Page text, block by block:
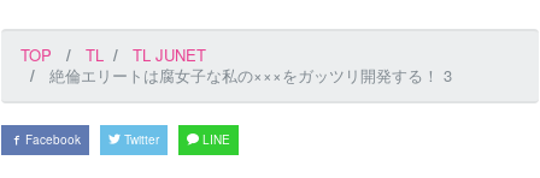
TOP TL
TL JUNET
絶倫エリートは腐女子な私の×××をガッツリ開発する！ 3
Facebook Twitter LINE